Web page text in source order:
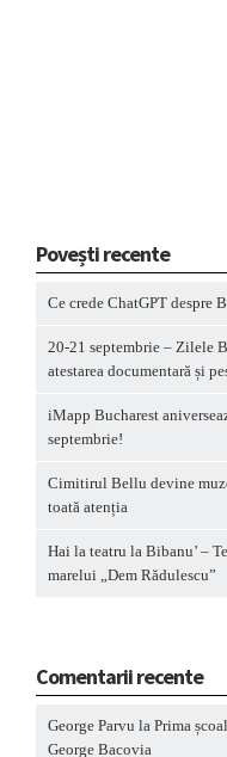
Povești recente
Ce crede ChatGPT despre
20-21 septembrie – Zilele
atestarea documentară și
iMapp Bucharest
septembrie!
Cimitirul Bellu devine
toată atenția
Hai la teatru la Bibanu’ –
marelui „Dem Rădulescu”
Comentarii recente
George Parvu la Prima
George Bacovia